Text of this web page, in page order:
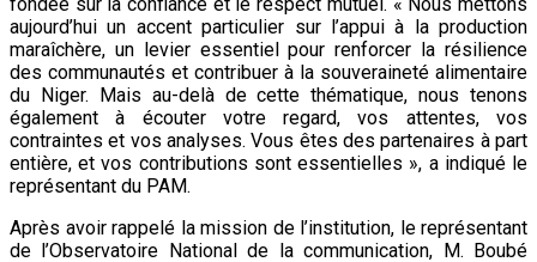
aujourd’hui un accent particulier sur l’appui à la production
maraîchère, un levier essentiel pour renforcer la résilience
des communautés et contribuer à la souveraineté alimentaire
du Niger. Mais au-delà de cette thématique, nous tenons
également à écouter votre regard, vos attentes, vos
contraintes et vos analyses. Vous êtes des partenaires à part
entière, et vos contributions sont essentielles », a indiqué le
représentant du PAM.
Après avoir rappelé la mission de l’institution, le représentant
de l’Observatoire National de la communication, M. Boubé